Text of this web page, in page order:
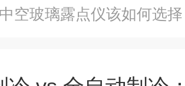
空玻璃露点仪该如何选